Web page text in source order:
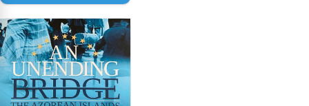
instrumentos